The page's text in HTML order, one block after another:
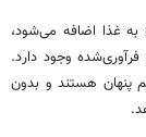
غذا اضافه می‌شود،
وجود دارد.
پنهان هستند و بدون